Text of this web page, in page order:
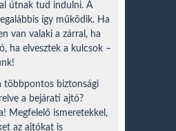
útnak tud indulni. A
így működik. Ha
van valaki a zárral, ha
ha elvesztek a kulcsok –
többpontos biztonsági
a bejárati ajtó?
Megfelelő ismeretekkel,
az ajtókat is